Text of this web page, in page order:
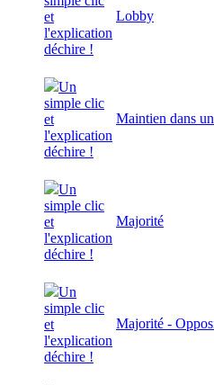
et
l'explication
déchire !
Lobby
Un
simple clic
et
l'explication
déchire !
Maintien dans
Un
simple clic
et
l'explication
déchire !
Majorité
Un
simple clic
et
l'explication
déchire !
Majorité -